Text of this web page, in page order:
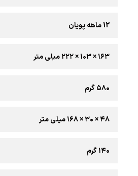
12 ماهه پویان
۱۶۳ × ۱۰۳ × ۲۲۲ ميلی متر
۵۸۰ گرم
۴۸ × ۳۰ × ۱۶۸ میلی متر
۱۴۰ گرم